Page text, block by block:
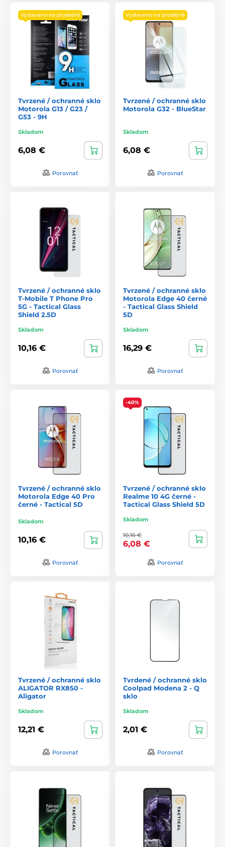
Vystaveno na prodejně
Tvrzené / ochranné sklo
Motorola G13 / G23 /
G53 - 9H
Skladom
6,08 €
Porovnať
Vystaveno na prodejně
Tvrzené / ochranné sklo
Motorola G32 - BlueStar
Skladom
6,08 €
Porovnať
Tvrzené / ochranné sklo
T-Mobile T Phone Pro
5G - Tactical Glass
Shield 2.5D
Skladom
10,16 €
Porovnať
Tvrzené / ochranné sklo
Motorola Edge 40 černé
- Tactical Glass Shield
5D
Skladom
16,29 €
Porovnať
Tvrzené / ochranné sklo
Motorola Edge 40 Pro
černé - Tactical 5D
Skladom
10,16 €
Porovnať
-40%
Tvrzené / ochranné sklo
Realme 10 4G černé -
Tactical Glass Shield 5D
Skladom
10,16 €
6,08 €
Porovnať
Tvrzené / ochranné sklo
ALIGATOR RX850 -
Aligator
Skladom
12,21 €
Porovnať
Tvrdené / ochranné sklo
Coolpad Modena 2 - Q
sklo
Skladom
2,01 €
Porovnať